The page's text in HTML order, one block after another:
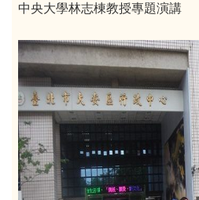
中央大學林志棟教授專題演講